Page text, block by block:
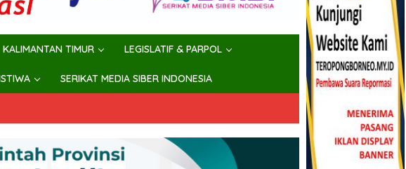
KALIMANTAN TIMUR LEGISLATIF & PARPOL
SERIKAT MEDIA SIBER INDONESIA